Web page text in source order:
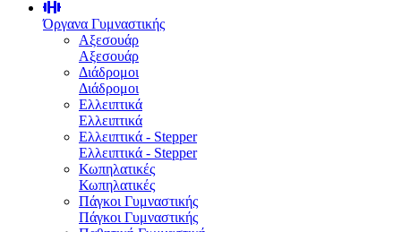
Όργανα Γυμναστικής
Αξεσουάρ
Αξεσουάρ
Διάδρομοι
Διάδρομοι
Ελλειπτικά
Ελλειπτικά
Ελλειπτικά - Stepper
Ελλειπτικά - Stepper
Κωπηλατικές
Κωπηλατικές
Πάγκοι Γυμναστικής
Πάγκοι Γυμναστικής